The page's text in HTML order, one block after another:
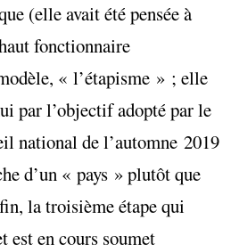
(elle avait été pensée à
fonctionnaire
« l’étapisme » ; elle
par l’objectif adopté par le
national de l’automne 2019
d’un « pays » plutôt que
la troisième étape qui
est en cours soumet